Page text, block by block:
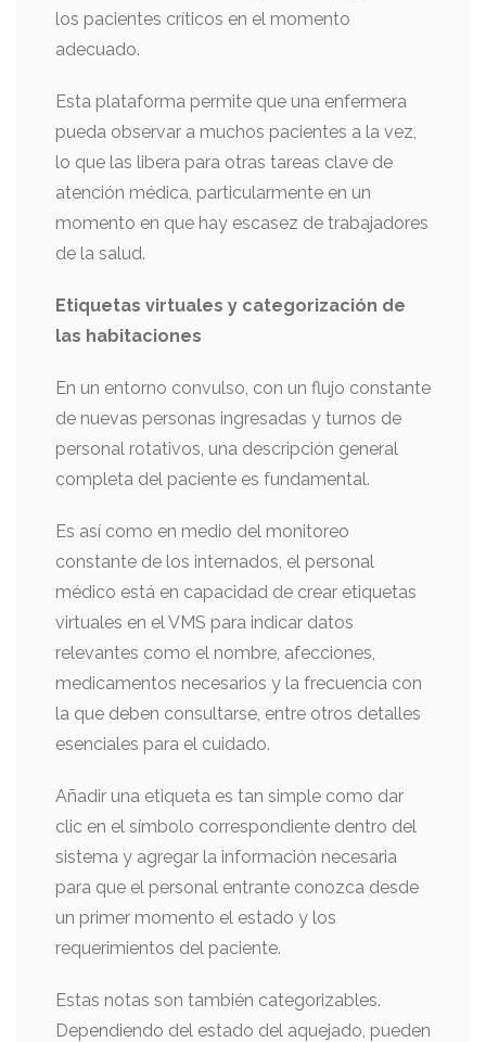
los pacientes críticos en el momento
adecuado.
Esta plataforma permite que una enfermera
pueda observar a muchos pacientes a la vez,
lo que las libera para otras tareas clave de
atención médica, particularmente en un
momento en que hay escasez de trabajadores
de la salud.
Etiquetas virtuales y categorización de
las habitaciones
En un entorno convulso, con un flujo constante
de nuevas personas ingresadas y turnos de
personal rotativos, una descripción general
completa del paciente es fundamental.
Es así como en medio del monitoreo
constante de los internados, el personal
médico está en capacidad de crear etiquetas
virtuales en el VMS para indicar datos
relevantes como el nombre, afecciones,
medicamentos necesarios y la frecuencia con
la que deben consultarse, entre otros detalles
esenciales para el cuidado.
Añadir una etiqueta es tan simple como dar
clic en el símbolo correspondiente dentro del
sistema y agregar la información necesaria
para que el personal entrante conozca desde
un primer momento el estado y los
requerimientos del paciente.
Estas notas son también categorizables.
Dependiendo del estado del aquejado, pueden